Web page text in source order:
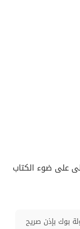
على ضوء الكتاب
بوك بإذن صريح